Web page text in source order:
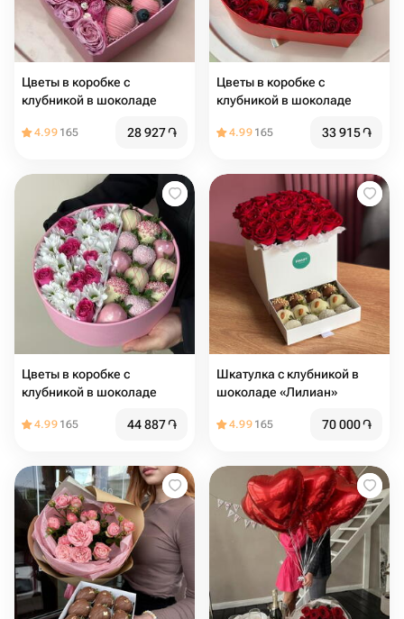
Цветы в коробке с
клубникой в шоколаде
4.99 165 28 927֏
Цветы в коробке с
клубникой в шоколаде
4.99 165 33 915֏
Цветы в коробке с
клубникой в шоколаде
4.99 165 44 887֏
Шкатулка с клубникой в
шоколаде «Лилиан»
4.99 165 70 000֏